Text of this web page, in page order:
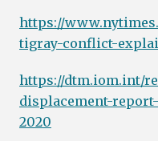
https://
tigray-conflict-
https://dtm.iom.int/
displacement-
2020